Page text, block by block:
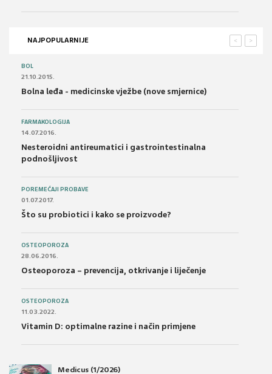
NAJPOPULARNIJE >
<
BOL
21.10.2015.
Bolna leđa - medicinske vježbe (nove smjernice)
FARMAKOLOGIJA
14.07.2016.
Nesteroidni antireumatici i gastrointestinalna
podnošljivost
POREMEĆAJI PROBAVE
01.07.2017.
Što su probiotici i kako se proizvode?
OSTEOPOROZA
28.06.2016.
Osteoporoza – prevencija, otkrivanje i liječenje
OSTEOPOROZA
11.03.2022.
Vitamin D: optimalne razine i način primjene
Medicus (1/2026)